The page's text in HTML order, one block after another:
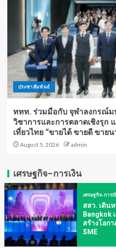
ประชาสัมพันธ์
ททท. ร่วมมือกับ จุฬาลงกรณ์ม
วิชาการและการตลาดเชิงรุก
เที่ยวไทย “ขายได้ ขายดี ขายน
August 5, 2026 admin
เศรษฐกิจ-การเงิน
เศรษฐกิจ-การเ
สสว. เดิน
Bangkok
สร้างโอก
SME